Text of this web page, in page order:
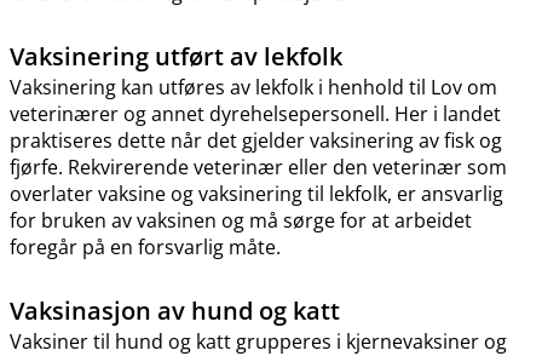
Vaksinering utført av lekfolk
Vaksinering kan utføres av lekfolk i henhold til Lov om
veterinærer og annet dyrehelsepersonell. Her i landet
praktiseres dette når det gjelder vaksinering av fisk og
fjørfe. Rekvirerende veterinær eller den veterinær som
overlater vaksine og vaksinering til lekfolk, er ansvarlig
for bruken av vaksinen og må sørge for at arbeidet
foregår på en forsvarlig måte.
Vaksinasjon av hund og katt
Vaksiner til hund og katt grupperes i kjernevaksiner og